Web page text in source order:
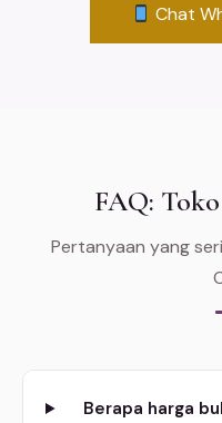
Chat
FAQ:
Pertanyaan yang
Berapa harga